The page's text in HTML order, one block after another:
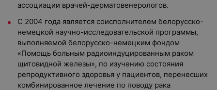
ассоциации врачей-дерматовенерологов.
С 2004 года является соисполнителем белорусско-
немецкой научно-исследовательской программы,
выполняемой белорусско-немецким фондом
«Помощь больным радиоиндуцированным раком
щитовидной железы», по изучению состояния
репродуктивного здоровья у пациентов, перенесших
комбинированное лечение по поводу рака